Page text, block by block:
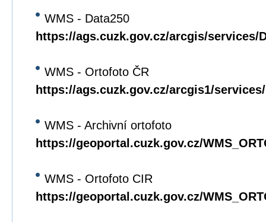
WMS - Data250
https://ags.cuzk.gov.cz/arcgis/services/
WMS - Ortofoto ČR
https://ags.cuzk.gov.cz/arcgis1/
WMS - Archivní ortofoto
https://geoportal.cuzk.gov.cz/
WMS - Ortofoto CIR
https://geoportal.cuzk.gov.cz/